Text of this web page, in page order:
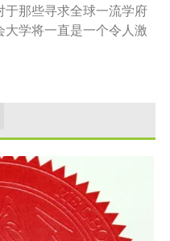
于那些寻求全球一流学府
学将一直是一个令人激